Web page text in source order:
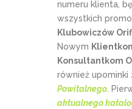
numeru klienta,
wszystkich
Klubowiczów
Nowym
Konsultantkom
również upominki
Powitalnego .
aktualnego